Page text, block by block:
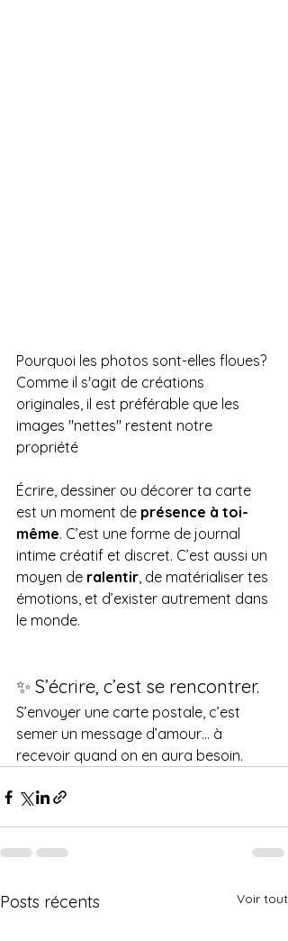
Pourquoi les photos sont-elles floues?
Comme il s'agit de créations
originales, il est préférable que les
images "nettes" restent notre
propriété
Écrire, dessiner ou décorer ta carte
est un moment de présence à toi-
même. C’est une forme de journal
intime créatif et discret. C’est aussi un
moyen de ralentir, de matérialiser tes
émotions, et d’exister autrement dans
le monde.
✨ S’écrire, c’est se rencontrer.
S’envoyer une carte postale, c’est
semer un message d’amour… à
recevoir quand on en aura besoin.
Posts récents Voir tout